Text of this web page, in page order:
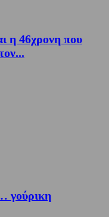
η 46χρονη που
γούρικη